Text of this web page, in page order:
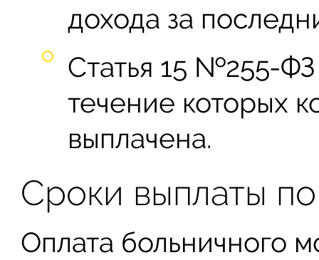
дохода за
Статья 15 №255-ФЗ
течение которых
выплачена.
Сроки выплаты
Оплата больничного